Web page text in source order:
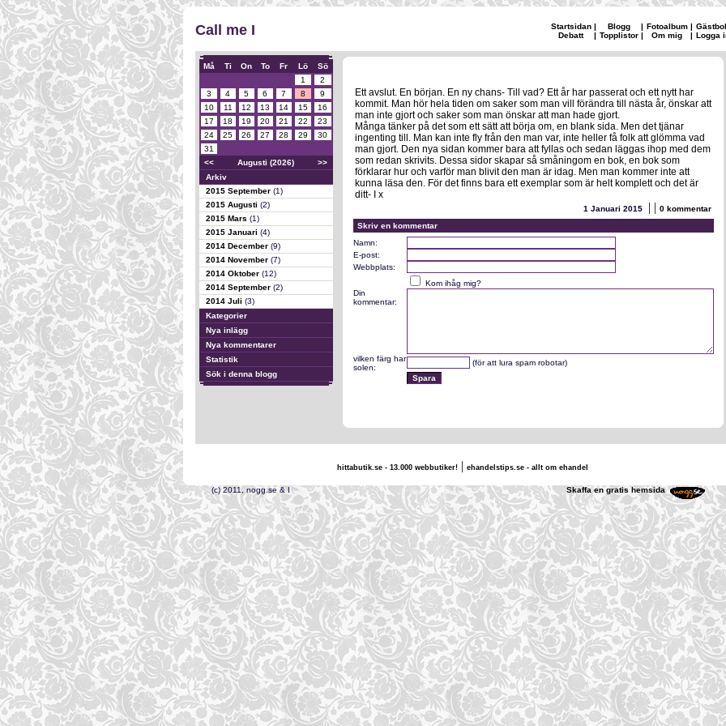
Call me I Startsidan | Blogg | Fotoalbum |
Debatt
| Topplistor | Om mig | Logga
Må Ti On To Fr Lö
Sö
1
2
3
4 5 6 7 8
9
10
11 12 13 14 15
16
17
18 19 20 21 22
23
24
25 26 27 28 29
30
31
<<
Augusti (2026)
>>
Arkiv
2015 September (1)
2015 Augusti (2)
2015 Mars (1)
2015 Januari (4)
2014 December (9)
2014 November (7)
2014 Oktober (12)
2014 September (2)
2014 Juli (3)
Kategorier
Nya inlägg
Nya kommentarer
Statistik
Sök i denna blogg
Ett avslut. En början. En ny chans- Till vad? Ett år har passerat och ett nytt har
kommit. Man hör hela tiden om saker som man vill förändra till nästa år, önskar att
man inte gjort och saker som man önskar att man hade gjort.
Många tänker på det som ett sätt att börja om, en blank sida. Men det tjänar
ingenting till. Man kan inte fly från den man var, inte heller få folk att glömma vad
man gjort. Den nya sidan kommer bara att fyllas och sedan läggas ihop med dem
som redan skrivits. Dessa sidor skapar så småningom en bok, en bok som
förklarar hur och varför man blivit den man är idag. Men man kommer inte att
kunna läsa den. För det finns bara ett exemplar som är helt komplett och det är
ditt- I x
1 Januari 2015 | | 0 kommentar
Skriv en kommentar
Namn:
E-post:
Webbplats:
Kom ihåg mig?
Din
kommentar:
vilken färg har
solen:
(för att lura spam robotar)
hittabutik.se - 13.000 webbutiker!| ehandelstips.se - allt om ehandel
(c) 2011, nogg.se & I Skaffa en gratis hemsida